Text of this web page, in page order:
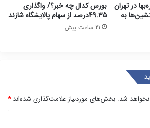
در تهران
به
بورس کدال چه خبر؟/ واگذاری
49.35درصد از سهام پالایشگاه شازند
21 ساعت پیش
نخواهد شد. بخش‌های موردنیاز علامت‌گذاری شده‌اند*